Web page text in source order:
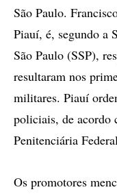
São Paulo.
Piauí, é, segundo a
São Paulo (SSP),
resultaram nos
militares. Piauí
policiais, de acordo
Penitenciária
Os promotores